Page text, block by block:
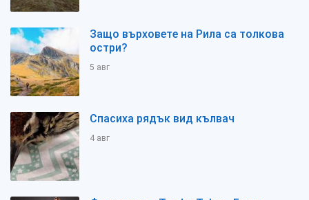
Защо върховете на Рила са толкова
остри?
5 авг
Спасиха рядък вид кълвач
4 авг